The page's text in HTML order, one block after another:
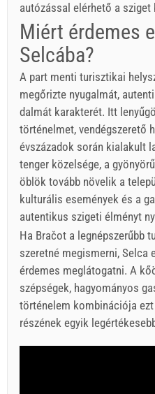
autózással elérhető a sziget
Miért érdemes
Selcába?
A part menti turisztikai
megőrizte nyugalmát,
dalmát karakterét. Itt
történelmet, vendégszerető
évszázadok során kialakult
tenger közelsége, a
öblök tovább növelik a
kulturális események és a
autentikus szigeti élményt
Ha Bračot a legnépszerűbb
szeretné megismerni, Selca
érdemes meglátogatni. A
szépségek, hagyományos
történelem kombinációja
részének egyik